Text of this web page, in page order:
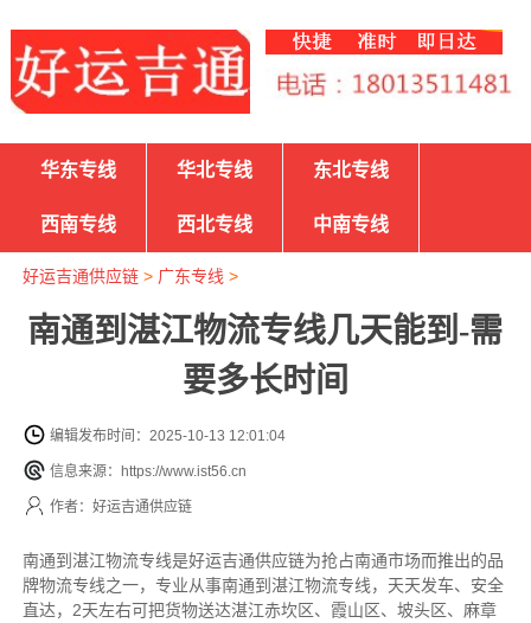
华东专线 华北专线 东北专线
西南专线 西北专线 中南专线
好运吉通供应链> 广东专线 >
南通到湛江物流专线几天能到-需
要多长时间
编辑发布时间：2025-10-13 12:01:04
信息来源：https://www.ist56.cn
作者：好运吉通供应链
南通到湛江物流专线是好运吉通供应链为抢占南通市场而推出的品
牌物流专线之一，专业从事南通到湛江物流专线，天天发车、安全
直达，2天左右可把货物送达湛江赤坎区、霞山区、坡头区、麻章